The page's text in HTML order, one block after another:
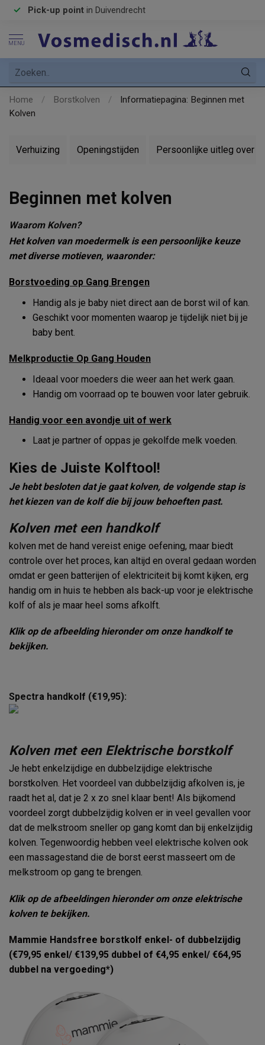
Vertrouwdadres sinds1959!
MENU
Home / Borstkolven /
Informatiepagina: Beginnen met
Kolven
Verhuizing Openingstijden Persoonlijke uitleg over
Beginnen met kolven
Waarom Kolven?
Het kolven van moedermelk is een persoonlijke keuze
met diverse motieven, waaronder:
Borstvoeding op Gang Brengen
Handig als je baby niet direct aan de borst wil of kan.
Geschikt voor momenten waarop je tijdelijk niet bij je
baby bent.
Melkproductie Op Gang Houden
Ideaal voor moeders die weer aan het werk gaan.
Handig om voorraad op te bouwen voor later gebruik.
Handig voor een avondje uit of werk
Laat je partner of oppas je gekolfde melk voeden.
Kies de Juiste Kolftool!
Je hebt besloten dat je gaat kolven, de volgende stap is
het kiezen van de kolf die bij jouw behoeften past.
Kolven met een handkolf
kolven met de hand vereist enige oefening, maar biedt
controle over het proces, kan altijd en overal gedaan worden
omdat er geen batterijen of elektriciteit bij komt kijken, erg
handig om in huis te hebben als back-up voor je elektrische
kolf of als je maar heel soms afkolft.
Klik op de afbeelding hieronder om onze handkolf te
bekijken.
Spectra handkolf (€19,95):
Kolven met een Elektrische borstkolf
Je hebt enkelzijdige en dubbelzijdige elektrische
borstkolven. Het voordeel van dubbelzijdig afkolven is, je
raadt het al, dat je 2 x zo snel klaar bent! Als bijkomend
voordeel zorgt dubbelzijdig kolven er in veel gevallen voor
dat de melkstroom sneller op gang komt dan bij enkelzijdig
kolven. Tegenwoordig hebben veel elektrische kolven ook
een massagestand die de borst eerst masseert om de
melkstroom op gang te brengen.
Klik op de afbeeldingen hieronder om onze elektrische
kolven te bekijken.
Mammie Handsfree borstkolf enkel- of dubbelzijdig
(€79,95 enkel/ €139,95 dubbel of €4,95 enkel/ €64,95
dubbel na vergoeding*)